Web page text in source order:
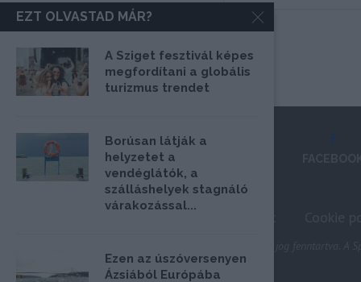
EZT OLVASTAD MÁR?
A Sziget fesztivál képes
megfordítani a globális
turizmus trendet
Borúsan látják a
helyzetet a
vendéglátók, a
szálláshelyek stagnáló
várakozással...
Ezen az úszóversenyen
Ázsiából Európába